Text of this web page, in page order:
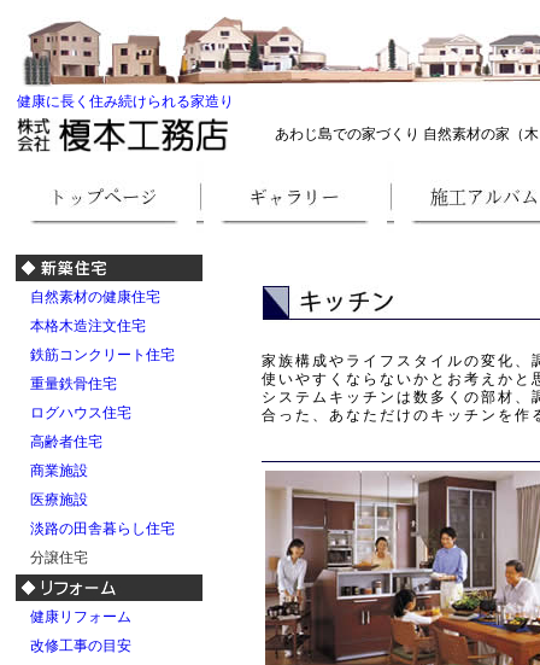
健康に長く住み続けられる家造り
あわじ島での家づくり 自然素材の家（木
自然素材の健康住宅
本格木造注文住宅
鉄筋コンクリート住宅
重量鉄骨住宅
ログハウス住宅
高齢者住宅
商業施設
医療施設
淡路の田舎暮らし住宅
分譲住宅
健康リフォーム
改修工事の目安
家族構成やライフスタイルの変化
使いやすくならないかとお考えかと
システムキッチンは数多くの部材
合った、あなただけのキッチンを作